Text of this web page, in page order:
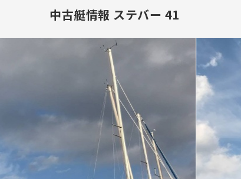
中古艇情報 ステバー 41